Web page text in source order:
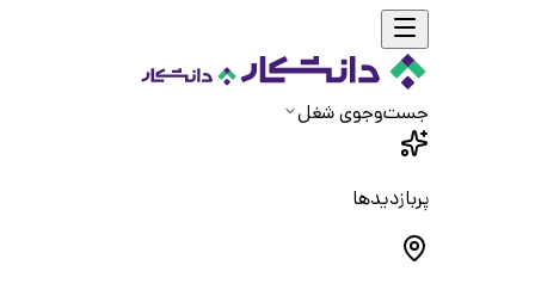
جست‌و‌جوی شغل
پربازدیدها